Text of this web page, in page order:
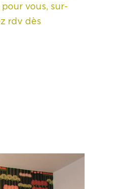
vous, sur-
rdv dès